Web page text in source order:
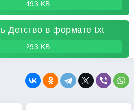
493 KB
Детство в формате txt
293 KB